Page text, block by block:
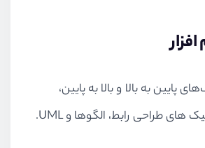
پایین به بالا و بالا به پایین،
های طراحی رابط، الگوها وUML
.